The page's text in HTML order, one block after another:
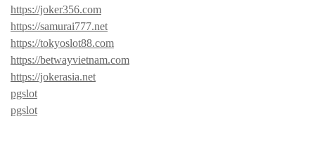
https://joker356.com
https://samurai777.net
https://tokyoslot88.com
https://betwayvietnam.com
https://jokerasia.net
pgslot
pgslot